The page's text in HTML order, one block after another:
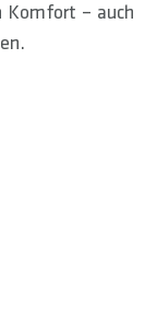
Komfort – auch